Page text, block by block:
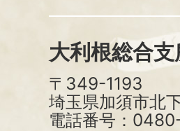
大利根総合支
〒349-1193
埼玉県加須市北
電話番号：0480-